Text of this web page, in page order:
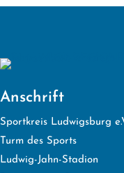
Anschrift
Sportkreis Ludwigsburg
Turm des Sports
Ludwig-Jahn-Stadion